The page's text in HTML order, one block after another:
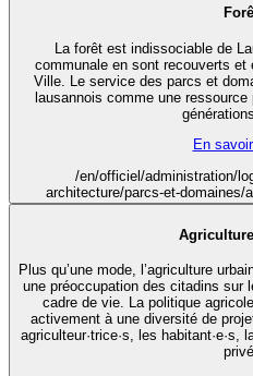
La forêt est indissociable de
communale en sont recouverts et
Ville. Le service des parcs et
lausannois comme une
En
/en/officiel/administration/
architecture/parcs-et-domaines/
Plus qu’une mode, l’agriculture
une préoccupation des citadins sur
cadre de vie. La politique
activement à une diversité de
agriculteur·trice·s, les habitant·e·s,